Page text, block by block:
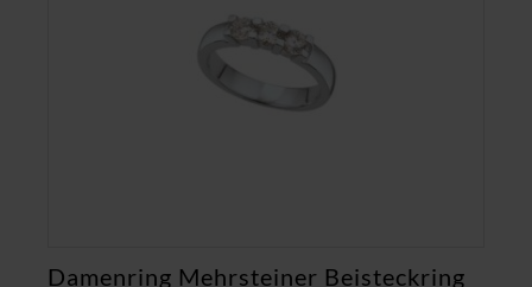
Damenring Mehrsteiner Beisteckring